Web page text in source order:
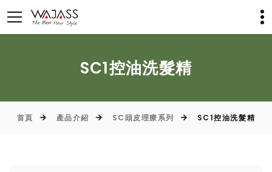
SC1控油洗髮精
首頁 產品介紹 SC頭皮理療系列 SC1控油洗髮精